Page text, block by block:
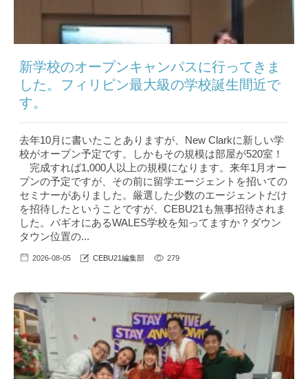
新学校のオープンキャンパスに行ってきま
した。フィリピン最大級の学校誕生間近で
す。
去年10月に書いたことありますが、New Clarkに新しい学
校がオープン予定です。しかもその規模は部屋が520室！
完成すれば1,000人以上の規模になります。来年1月オー
プンの予定ですが、その前に留学エージェントを招いての
セミナーがありました。厳選した少数のエージェントだけ
を招待したということですが、CEBU21も無事招待されま
した。バギオにあるWALES学校を知ってますか？ダウン
タウン位置の...
2026-08-05 CEBU21編集部 279